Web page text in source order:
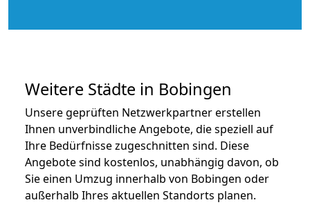
Weitere Städte in Bobingen
Unsere geprüften Netzwerkpartner erstellen
Ihnen unverbindliche Angebote, die speziell auf
Ihre Bedürfnisse zugeschnitten sind. Diese
Angebote sind kostenlos, unabhängig davon, ob
Sie einen Umzug innerhalb von Bobingen oder
außerhalb Ihres aktuellen Standorts planen.